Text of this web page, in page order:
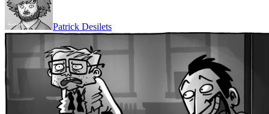
Patrick Desilets